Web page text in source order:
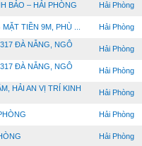
BẢO – HẢI PHÒNG Hải Phòng
TIỀN 9M, PHÙ ... Hải Phòng
ĐÀ NẴNG, NGÔ
Hải Phòng
ĐÀ NẴNG, NGÔ
Hải Phòng
HẢI AN VỊ TRÍ KINH
Hải Phòng
Hải Phòng
Hải Phòng